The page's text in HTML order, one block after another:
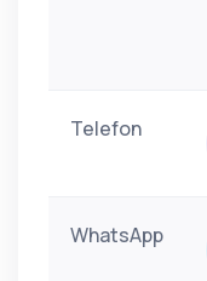
Telefon
WhatsApp